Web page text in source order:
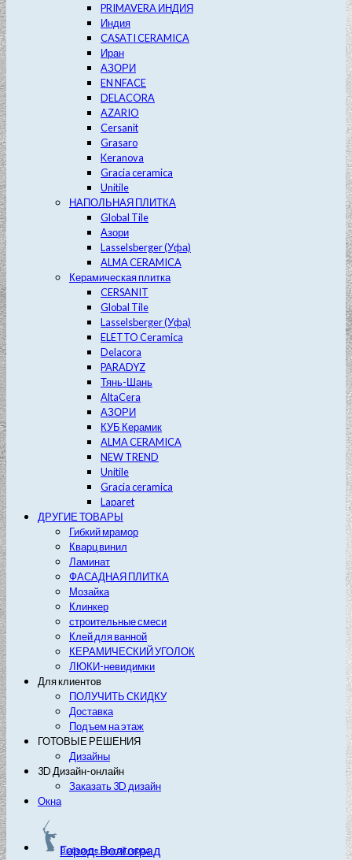
PRIMAVERA ИНДИЯ
Индия
CASATI CERAMICA
Иран
АЗОРИ
EN NFACE
DELACORA
AZARIO
Cersanit
Grasaro
Keranova
Gracia ceramica
Unitile
НАПОЛЬНАЯ ПЛИТКА
Global Tile
Азори
Lasselsberger (Уфа)
ALMA CERAMICA
Керамическая плитка
CERSANIT
Global Tile
Lasselsberger (Уфа)
ELETTO Ceramica
Delacora
PARADYZ
Тянь-Шань
AltaCera
АЗОРИ
КУБ Керамик
ALMA CERAMICA
NEW TREND
Unitile
Gracia ceramica
Laparet
ДРУГИЕ ТОВАРЫ
Гибкий мрамор
Кварц винил
Ламинат
ФАСАДНАЯ ПЛИТКА
Мозайка
Клинкер
строительные смеси
Клей для ванной
КЕРАМИЧЕСКИЙ УГОЛОК
ЛЮКИ-невидимки
Для клиентов
ПОЛУЧИТЬ СКИДКУ
Доставка
Подъем на этаж
ГОТОВЫЕ РЕШЕНИЯ
Дизайны
3D Дизайн-онлайн
Заказать 3D дизайн
Окна
Город: Волгоград
Выберите другой город